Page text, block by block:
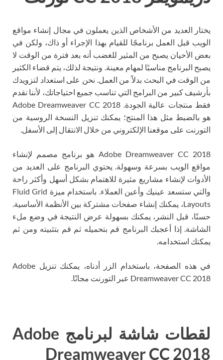
يختار العديد من الأشخاص الذين يعملون في مجال إنشاء مواقع
الويب قبل العمل برنامجًا للقيام بهذا الإجراء أو ذاك، ولكن في
بعض الأحيان يصبح من المثير للغضب أنه بعد فترة من الوقت لا
يصبح البرنامج مناسبًا لمهام معينة. ونتيجة لذلك، يتم قضاء الكثير
من الوقت في البحث بدلاً من العمل. نحن على استعداد لتزويدك
بأرشيف كبير من البرامج التي تناسب جميع احتياجاتك، لأننا نقدم
فقط منتجات عالية الجودة. Adobe Dreamweaver CC 2018
هو بالضبط مثل هذا المنتج؛ يمكنك تنزيل النسخة الروسية من
التورنت على موقعنا الإلكتروني من خلال الانتقال إلى الأسفل.
Adobe Dreamweaver CC 2018 هو برنامج مصمم لإنشاء
مواقع الويب بسرعة وسهولة. يحتوي البرنامج على العديد من
الأدوات لإنشاء مشاريع مثيرة للاهتمام بشكل أسهل وأكثر راحة
والتي ستسعد عينيك وأعين العملاء. باستخدام ميزة Fluid Grid
Layouts، يمكنك إنشاء صفحات مشتركة بين الأنظمة الأساسية.
حسنًا، قبل النشر، يمكنك بسهولة عرض النتيجة في وضع ملء
الشاشة. إذا أعجبك البرنامج قم بتحميله ثم قم بتثبيته ومن ثم
يمكنك استخدامه.
في هذه الصفحة، باستخدام الزر أدناه، يمكنك تنزيل Adobe
Dreamweaver CC 2018 عبر التورنت مجانًا.
لقطات شاشة لبرنامج Adobe
Dreamweaver CC 2018